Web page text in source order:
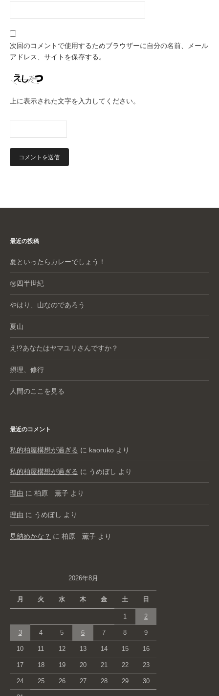
次回のコメントで使用するためブラウザーに自分の名前、メール
アドレス、サイトを保存する。
上に表示された文字を入力してください。
最近の投稿
夏といったらカレーでしょう！
㊗️四半世紀
やはり、山なのであろう
夏山
え!?あなたはヤマユリさんですか？
摂理、修行
人間のここを見る
最近のコメント
私的柏屋構想が過ぎる に kaoruko より
私的柏屋構想が過ぎる に うめぼし より
理由 に 柏原 薫子 より
理由 に うめぼし より
見納めかな？ に 柏原 薫子 より
2026年8月
月 火 水 木 金 土 日
1 2
3 4 5 6 7 8 9
10 11 12 13 14 15 16
17 18 19 20 21 22 23
24 25 26 27 28 29 30